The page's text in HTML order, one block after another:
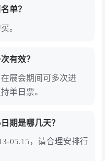
的展商名录、参展商
具有限公司、安徽兴
ZHONGJIN
、TAIZHOU ZHO
TECHNOLOGY C
名录（含展位号、
网或聚展网咨询获
单？
。
有效？
展会期间可多次进
单日票。
期是哪几天？
05.15，请合理安排行